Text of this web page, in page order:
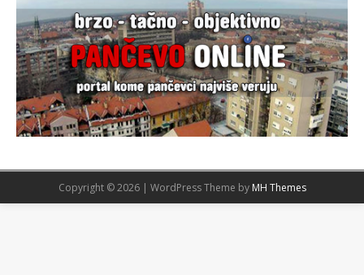
Copyright © 2026 | WordPress Theme by MH Themes